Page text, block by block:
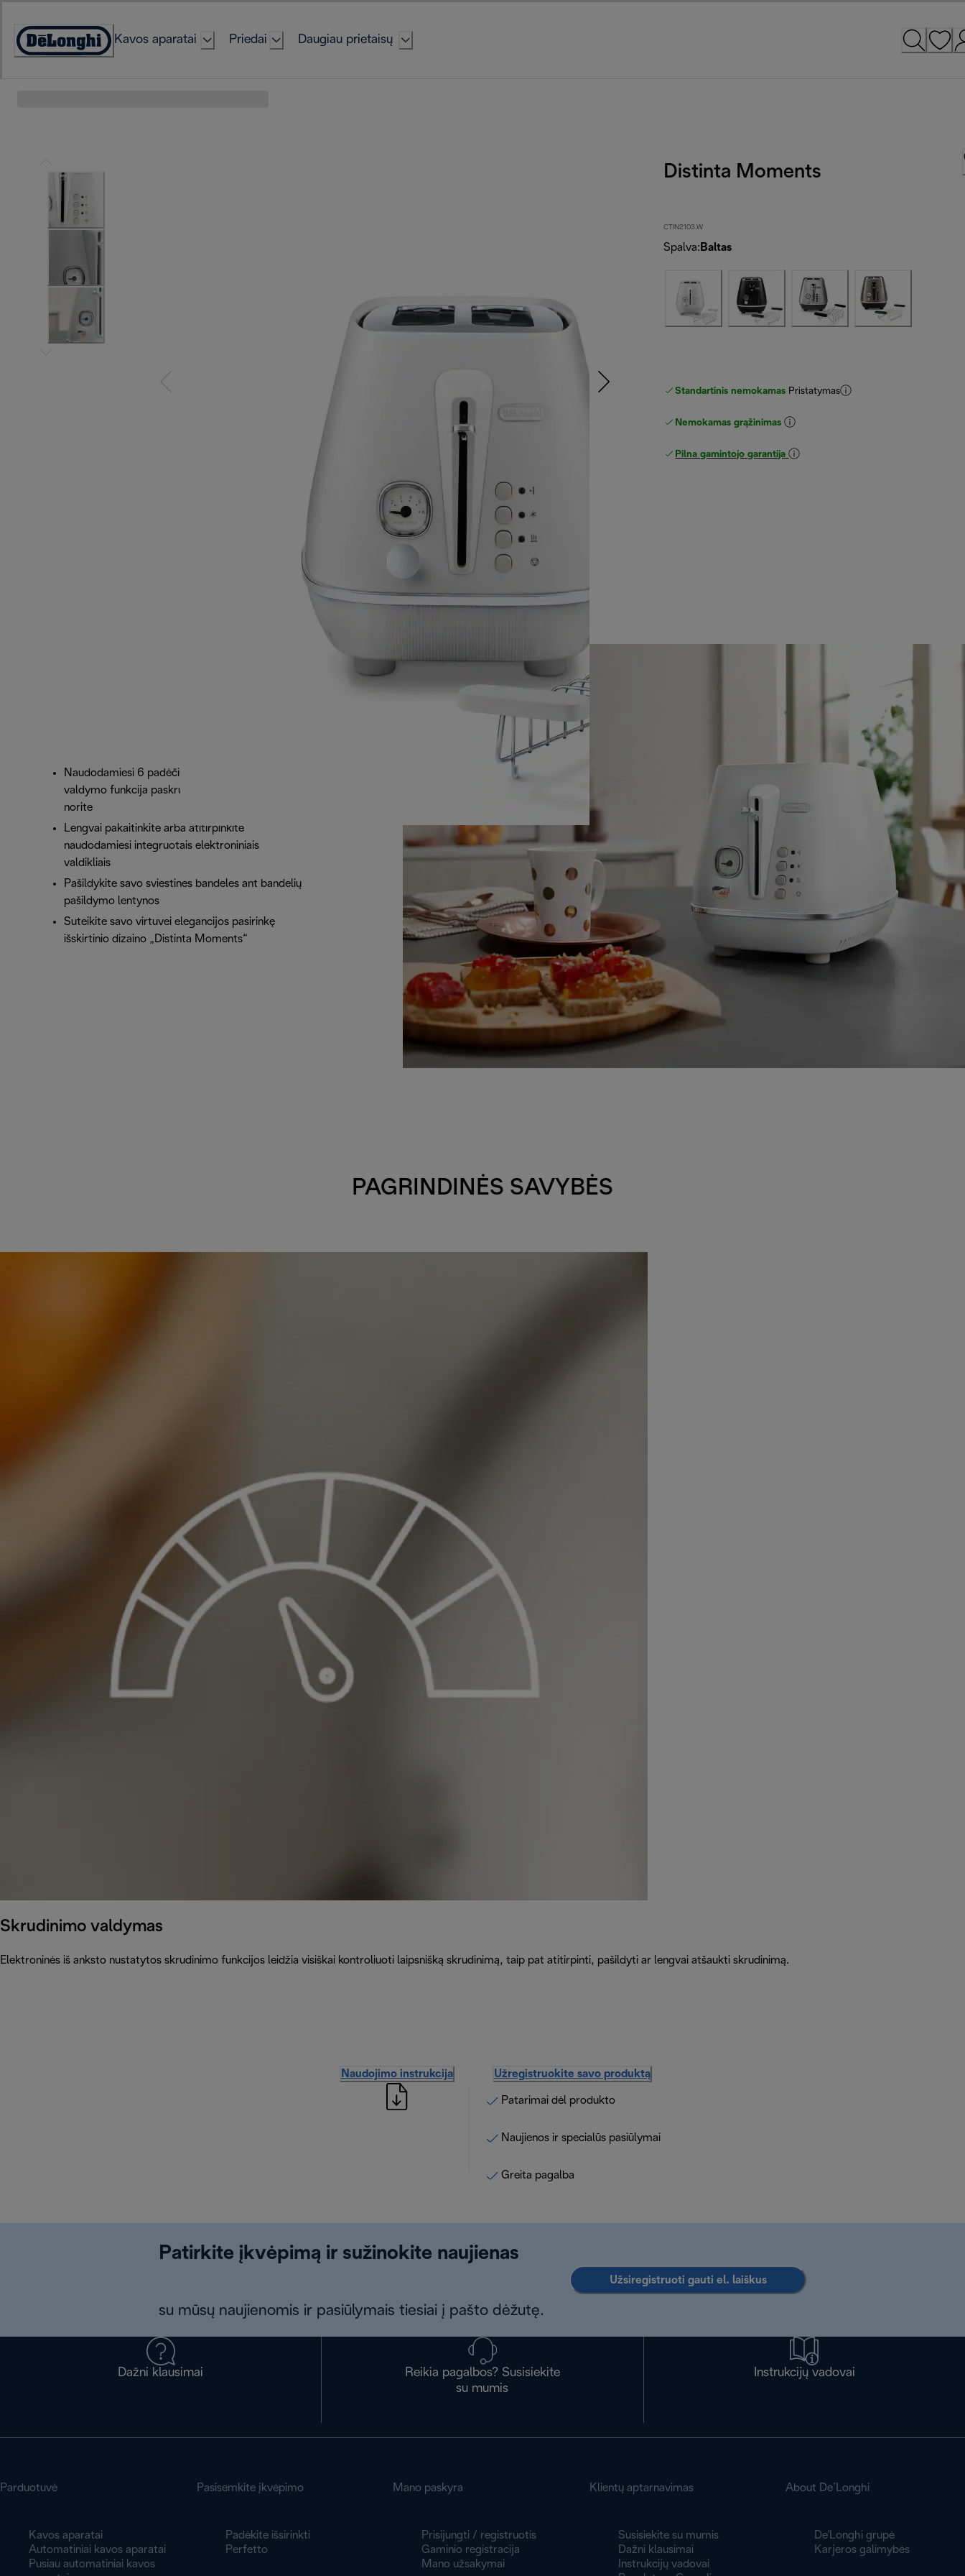
Content
Accessibility
Kavos aparatai Priedai Daugiau prietaisų
Distinta Moments
CTIN2103.W
Spalva: Baltas
Standartinis nemokamas Pristatymas
Nemokamas grąžinimas
Pilna gamintojo garantija
Naudodamiesi 6 padėčių laipsniško skrudinimo
valdymo funkcija paskrudinsite duoną taip, kaip
norite
Lengvai pakaitinkite arba atitirpinkite
naudodamiesi integruotais elektroniniais
valdikliais
Pašildykite savo sviestines bandeles ant bandelių
pašildymo lentynos
Suteikite savo virtuvei elegancijos pasirinkę
išskirtinio dizaino „Distinta Moments“
PAGRINDINĖS SAVYBĖS
Skrudinimo valdymas
Elektroninės iš anksto nustatytos skrudinimo funkcijos leidžia visiškai kontroliuoti laipsnišką skrudinimą, taip pat atitirpinti, pašildyti ar lengvai atšaukti skrudinimą.
Naudojimo instrukcija Užregistruokite savo produktą
Patarimai dėl produkto
Naujienos ir specialūs pasiūlymai
Greita pagalba
Patirkite įkvėpimą ir sužinokite naujienas
su mūsų naujienomis ir pasiūlymais tiesiai į pašto dėžutę.
Užsiregistruoti gauti el. laiškus
Dažni klausimai
Reikia pagalbos? Susisiekite
su mumis
Instrukcijų vadovai
Parduotuvė
Kavos aparatai
Automatiniai kavos aparatai
Pusiau automatiniai kavos
Pasisemkite įkvėpimo
Padėkite išsirinkti
Perfetto
Mano paskyra
Prisijungti / registruotis
Gaminio registracija
Mano užsakymai
Klientų aptarnavimas
Susisiekite su mumis
Dažni klausimai
Instrukcijų vadovai
About De’Longhi
De'Longhi grupė
Karjeros galimybės